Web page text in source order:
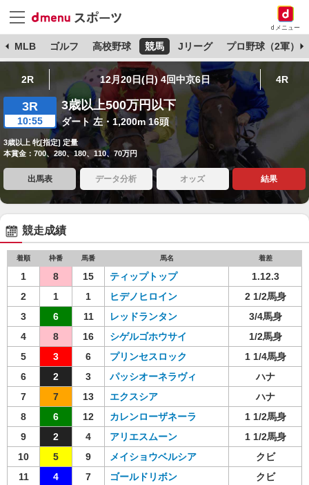
dメニュー
MLB ゴルフ 高校野球 競馬 Jリーグ プロ野球（2軍）
2R 12月20日(日) 4回中京6日 4R
3R
10:55
3歳以上500万円以下
ダート 左・1,200m 16頭
3歳以上 牝[指定] 定量
本賞金：700、280、180、110、70万円
出馬表 データ分析 オッズ 結果
競走成績
着順 枠番 馬番 馬名 着差
1 8 15 ティップトップ
1.12.3
2
1 1 ヒデノヒロイン
2 1/2馬身
3
6 11 レッドランタン
3/4馬身
4
8 16 シゲルゴホウサイ
1/2馬身
5
3 6 プリンセスロック
1 1/4馬身
6
2 3 パッシオーネラヴィ
ハナ
7
7 13 エクスシア
ハナ
8
6 12 カレンローザネーラ
1 1/2馬身
9
2 4 アリエスムーン
1 1/2馬身
10
5 9 メイショウベルシア
クビ
11
4 7 ゴールドリボン
クビ